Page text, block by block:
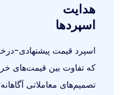
هدایت
اسپردها
که تفاوت بین قیمت‌های
تصمیم‌های معاملاتی